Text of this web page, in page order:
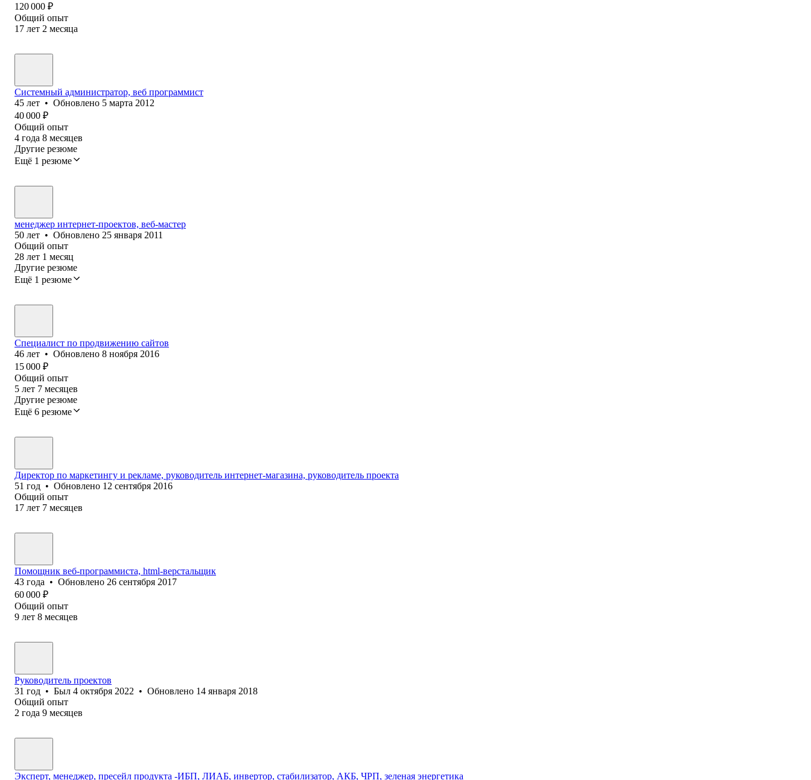
120 000 ₽
Общий опыт
17 лет 2 месяца
Системный администратор, веб программист
45 лет • Обновлено 5 марта 2012
40 000 ₽
Общий опыт
4 года 8 месяцев
Другие резюме
Ещё 1 резюме
менеджер интернет-проектов, веб-мастер
50 лет • Обновлено 25 января 2011
Общий опыт
28 лет 1 месяц
Другие резюме
Ещё 1 резюме
Специалист по продвижению сайтов
46 лет • Обновлено 8 ноября 2016
15 000 ₽
Общий опыт
5 лет 7 месяцев
Другие резюме
Ещё 6 резюме
Директор по маркетингу и рекламе, руководитель интернет-магазина, руководитель проекта
51 год • Обновлено 12 сентября 2016
Общий опыт
17 лет 7 месяцев
Помощник веб-программиста, html-верстальщик
43 года • Обновлено 26 сентября 2017
60 000 ₽
Общий опыт
9 лет 8 месяцев
Руководитель проектов
31 год • Был 4 октября 2022 • Обновлено 14 января 2018
Общий опыт
2 года 9 месяцев
Эксперт, менеджер, пресейл продукта -ИБП, ЛИАБ, инвертор, стабилизатор, АКБ, ЧРП, зеленая энергетика